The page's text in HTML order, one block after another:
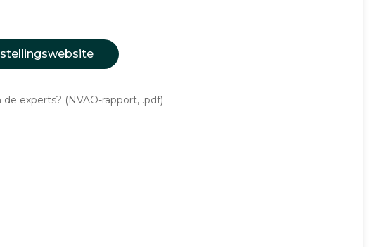
experts? (NVAO-rapport, .pdf)